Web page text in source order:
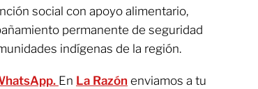
social con apoyo alimentario,
permanente de seguridad
indígenas de la región.
En La Razón enviamos a tu